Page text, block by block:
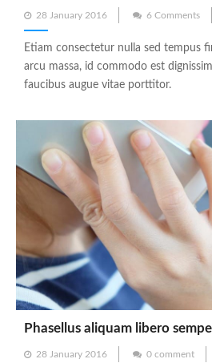
Posted
on
28 January 2016 6 Comments
Etiam consectetur nulla sed tempus
arcu massa, id commodo est
faucibus augue vitae porttitor.
Phasellus aliquam libero
Posted
28 January 2016 0 comment